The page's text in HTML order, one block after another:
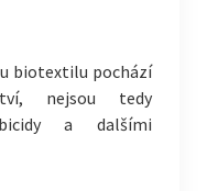
biotextilu pochází
nejsou tedy
a dalšími